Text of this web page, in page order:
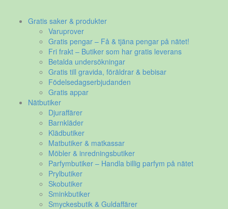
Gratis saker & produkter
Varuprover
Gratis pengar – Få & tjäna pengar på nätet!
Fri frakt – Butiker som har gratis leverans
Betalda undersökningar
Gratis till gravida, föräldrar & bebisar
Födelsedagserbjudanden
Gratis appar
Nätbutiker
Djuraffärer
Barnkläder
Klädbutiker
Matbutiker & matkassar
Möbler & inredningsbutiker
Parfymbutiker – Handla billig parfym på nätet
Prylbutiker
Skobutiker
Sminkbutiker
Smyckesbutik & Guldaffärer